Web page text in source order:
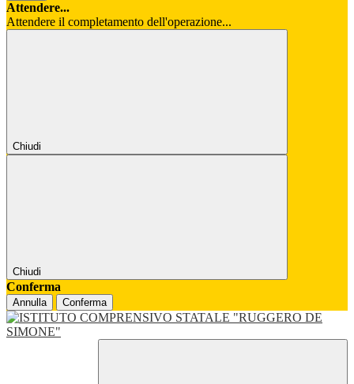
Attendere...
Attendere il completamento dell'operazione...
Chiudi
Chiudi
Conferma
Annulla Conferma